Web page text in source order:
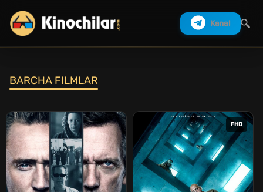
Kanal
BARCHA FILMLAR
FHD